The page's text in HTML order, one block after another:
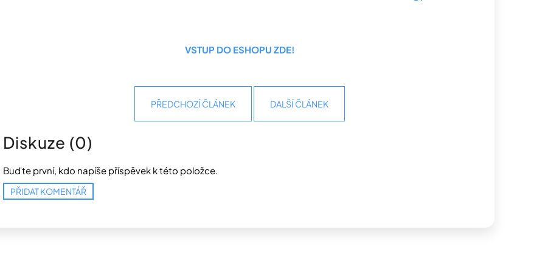
VSTUP DO ESHOPU ZDE!
PŘEDCHOZÍ ČLÁNEK DALŠÍ ČLÁNEK
Diskuze (0)
Buďte první, kdo napíše příspěvek k této položce.
PŘIDAT KOMENTÁŘ